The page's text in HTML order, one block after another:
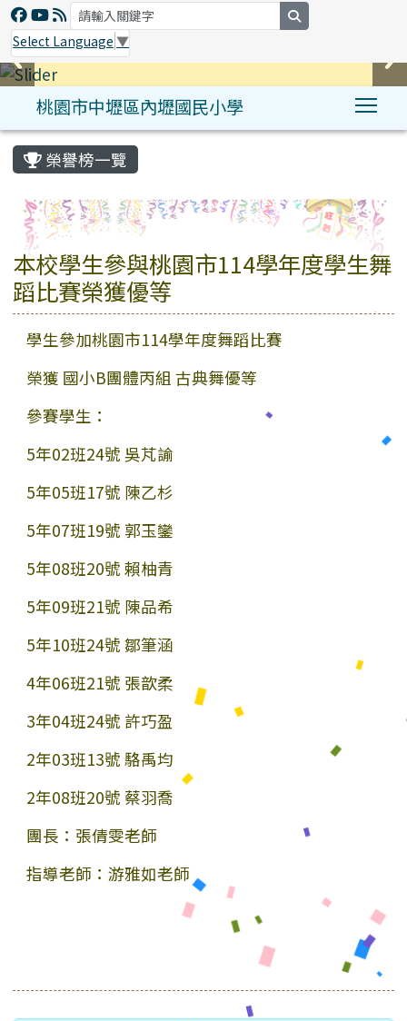
Select Language ▼
桃園市中壢區內壢國民小學
:::
榮譽榜一覽
本校學生參與桃園市114學年度學生舞
蹈比賽榮獲優等
學生參加桃園市114學年度舞蹈比賽
榮獲 國小B團體丙組 古典舞優等
參賽學生：
5年02班24號 吳芃諭
5年05班17號 陳乙杉
5年07班19號 郭玉鑾
5年08班20號 賴柚青
5年09班21號 陳品希
5年10班24號 鄒筆涵
4年06班21號 張歆柔
3年04班24號 許巧盈
2年03班13號 駱禹均
2年08班20號 蔡羽喬
團長：張倩雯老師
指導老師：游雅如老師